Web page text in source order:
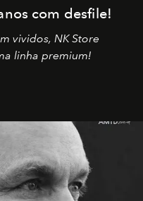
com desfile!
vividos, NK Store
linha premium!